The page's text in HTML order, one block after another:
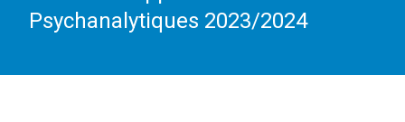
Psychanalytiques 2023/2024